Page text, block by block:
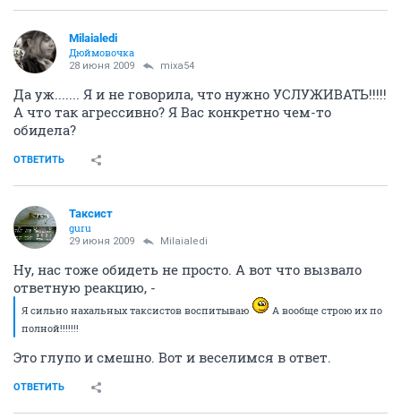
Milaialedi
Дюймовочка
28 июня 2009 mixa54
Да уж....... Я и не говорила, что нужно УСЛУЖИВАТЬ!!!!!
А что так агрессивно? Я Вас конкретно чем-то
обидела?
ОТВЕТИТЬ
Таксист
guru
29 июня 2009 Milaialedi
Ну, нас тоже обидеть не просто. А вот что вызвало
ответную реакцию, -
Я сильно нахальных таксистов воспитываю
А вообще строю их по
полной!!!!!!!
Это глупо и смешно. Вот и веселимся в ответ.
ОТВЕТИТЬ